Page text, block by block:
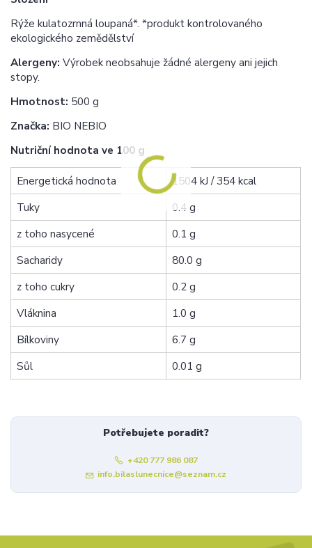
Rýže kulatozrnná loupaná*. *produkt kontrolovaného
ekologického zemědělství
Alergeny: Výrobek neobsahuje žádné alergeny ani jejich
stopy.
Hmotnost: 500 g
Značka: BIO NEBIO
Nutriční hodnota ve 100 g
Energetická hodnota
1504 kJ / 354 kcal
Tuky
0.4 g
z toho nasycené
0.1 g
Sacharidy
80.0 g
z toho cukry
0.2 g
Vláknina
1.0 g
Bílkoviny
6.7 g
Sůl
0.01 g
Potřebujete poradit?
+420 777 986 087
info.bilaslunecnice@seznam.cz